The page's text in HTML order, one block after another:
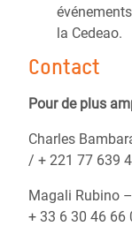
la Cedeao.
Contact
Pour de plus
Charles
/ + 221 77 639
Magali Rubino
+ 33 6 30 46 66